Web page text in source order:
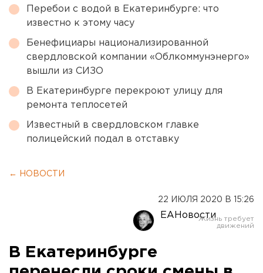
Перебои с водой в Екатеринбурге: что
известно к этому часу
Бенефициары национализированной
свердловской компании «Облкоммунэнерго»
вышли из СИЗО
В Екатеринбурге перекроют улицу для
ремонта теплосетей
Известный в свердловском главке
полицейский подал в отставку
← НОВОСТИ
22 ИЮЛЯ 2020 В 15:26
ЕАНовости
В Екатеринбурге